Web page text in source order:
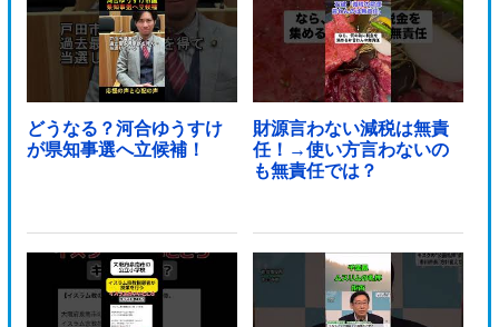
どうなる？河合ゆうすけ
が県知事選へ立候補！
財源言わない減税は無責
任！→使い方言わないの
も無責任では？